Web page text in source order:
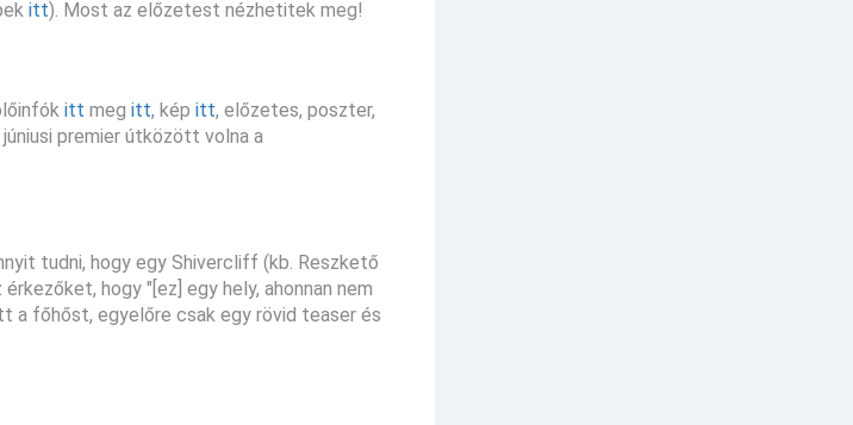
itt). Most az előzetest nézhetitek meg!
itt meg itt, kép itt, előzetes, poszter,
premier útközött volna a
tudni, hogy egy Shivercliff (kb. Reszkető
hogy "[ez] egy hely, ahonnan nem
a főhőst, egyelőre csak egy rövid teaser és